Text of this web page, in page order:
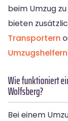
beim Umzug
bieten
Transportern
Umzugshelfern
Wie funktioniert
Wolfsberg?
Bei einem